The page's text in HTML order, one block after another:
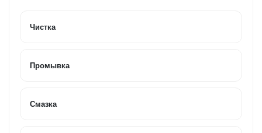
Чистка
Промывка
Смазка